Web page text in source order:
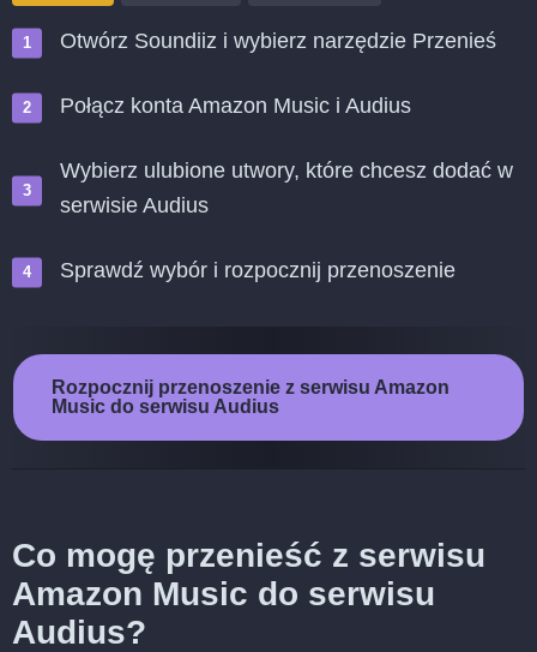
Otwórz Soundiiz i wybierz narzędzie Przenieś
Połącz konta Amazon Music i Audius
Wybierz ulubione utwory, które chcesz dodać w
serwisie Audius
Sprawdź wybór i rozpocznij przenoszenie
Rozpocznij przenoszenie z serwisu Amazon
Music do serwisu Audius
Co mogę przenieść z serwisu
Amazon Music do serwisu
Audius?